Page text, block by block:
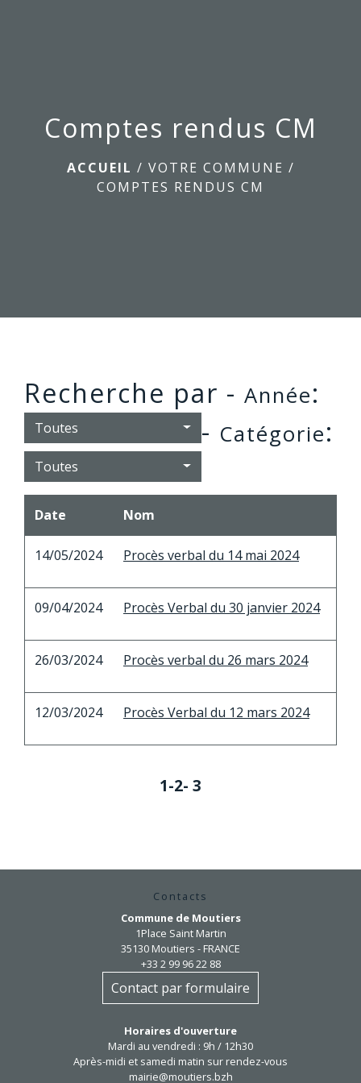
Comptes rendus CM
ACCUEIL / VOTRE COMMUNE /
COMPTES RENDUS CM
Recherche par - Année:
Toutes - Catégorie:
Toutes
Date Nom
14/05/2024 Procès verbal du 14 mai 2024
09/04/2024 Procès Verbal du 30 janvier 2024
26/03/2024 Procès verbal du 26 mars 2024
12/03/2024 Procès Verbal du 12 mars 2024
1-2- 3
Contacts
Commune de Moutiers
1Place Saint Martin
35130 Moutiers - FRANCE
+33 2 99 96 22 88
Contact par formulaire
Horaires d'ouverture
Mardi au vendredi : 9h / 12h30
Après-midi et samedi matin sur rendez-vous
mairie@moutiers.bzh